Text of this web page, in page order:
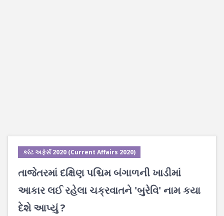
કરંટ અફેર્સ 2020 (Current Affairs 2020)
તાજેતરમાં દક્ષિણ પશ્ચિમ બંગાળની ખાડીમાં
આકાર લઈ રહેલા ચક્રવાતને 'બુરેવિ' નામ કયા
દેશે આપ્યું ?